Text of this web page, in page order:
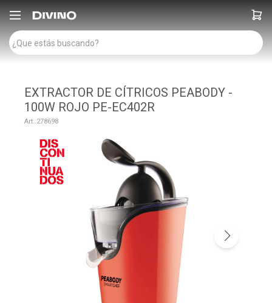

EXTRACTOR DE CÍTRICOS PEABODY -
100W ROJO PE-EC402R
278698